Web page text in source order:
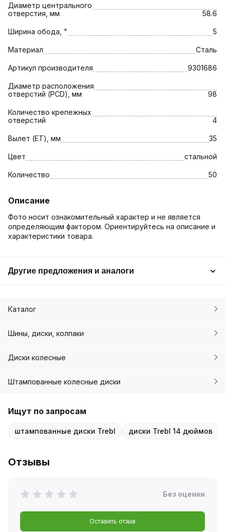
Диаметр центрального
отверстия, мм
58.6
Ширина обода, " 5
Материал Сталь
Артикул производителя 9301686
Диаметр расположения
отверстий (PCD), мм
98
Количество крепежных
отверстий
4
Вылет (ET), мм 35
Цвет стальной
Количество 50
Описание
Фото носит ознакомительный характер и не является
определяющим фактором. Ориентируйтесь на описание и
характеристики товара.
Другие предложения и аналоги
Каталог
Шины, диски, колпаки
Диски колесные
Штампованные колесные диски
Ищут по запросам
штампованные диски Trebl диски Trebl 14 дюймов
Отзывы
Без оценки
Оставить отзыв